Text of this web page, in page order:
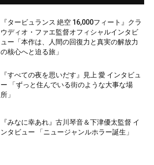
『タービュランス 絶空 16,000フィート』クラ
ウディオ・ファエ監督オフィシャルインタビ
ュー「本作は、人間の回復力と真実の解放力
の核心へと迫る旅」
『すべての夜を思いだす』見上 愛 インタビュ
ー 「ずっと住んでいる街のような大事な場
所」
『みなに幸あれ』古川琴音＆下津優太監督 イ
ンタビュー 「ニュージャンルホラー誕生」